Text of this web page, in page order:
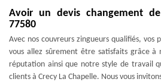
Avoir un devis changement
77580
Avec nos couvreurs zingueurs qualifiés,
vous allez sûrement être satisfaits grâce à
réputation ainsi que notre style de travail
clients à Crecy La Chapelle. Nous vous